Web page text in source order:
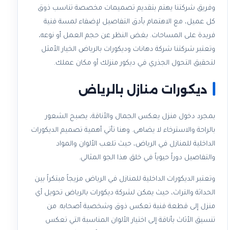
وفريق شركتنا يهتم بتقديم تصميمات مخصصة تناسب ذوق
كل عميل، مع الاهتمام بأدق التفاصيل لإضفاء لمسة فنية
فريدة على المساحات. بغض النظر عن حجم العمل أو نوعه،
وتعتبر شركتنا شركة دهانات وديكورات بالرياض الخيار الأمثل
لتحقيق التحول الجذري في ديكور منزلك أو مكان عملك.
ديكورات منازل بالرياض
بمجرد دخول منزل يعكس الجمال والأناقة، يصبح الشعور
بالراحة والاسترخاء لا يضاهى. وهنا تأتي أهمية تصميم الديكورات
الداخلية للمنازل في الرياض، حيث تلعب الألوان والمواد
والتفاصيل دوراً حيوياً في خلق هذا الجو المثالي.
وتعتبر الديكورات الداخلية للمنازل في الرياض مزيجاً مبتكراً بين
الحداثة والتراث، حيث يمكن لشركة ديكورات بالرياض تحويل أي
منزل إلى قطعة فنية تعكس ذوق وشخصية أصحابه. من
تنسيق الأثاث بأناقة إلى اختيار الألوان المناسبة التي تعكس